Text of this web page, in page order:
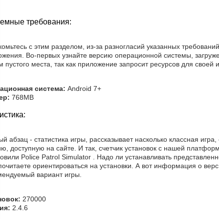
требования:
с этим разделом, из-за разногласий указанных
Во-первых узнайте версию операционной системы,
пустого места, так как приложение запросит ресурсов для своей
система: Android 7+
768MB
абзац - статистика игры, рассказывает насколько классная
доступную на сайте. И так, счетчик установок с нашей
Police Patrol Simulator . Надо ли устанавливать
ориентироваться на установки. А вот информация о
вариант игры.
270000
2.4.6